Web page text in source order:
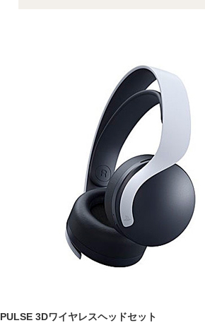
PULSE 3Dワイヤレスヘッドセット